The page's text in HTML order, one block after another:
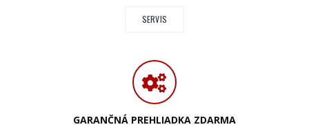
SERVIS
GARANČNÁ PREHLIADKA ZDARMA